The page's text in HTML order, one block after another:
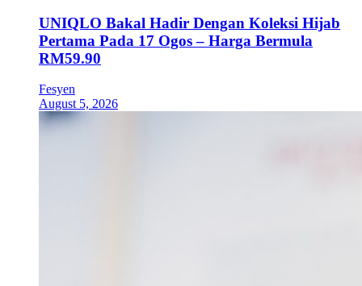
UNIQLO Bakal Hadir Dengan Koleksi Hijab
Pertama Pada 17 Ogos – Harga Bermula
RM59.90
Fesyen
August 5, 2026